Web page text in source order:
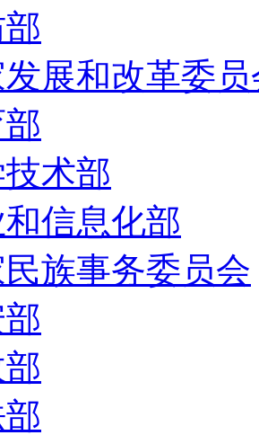
发展和改革委
术部
信息化部
民族事务委员会